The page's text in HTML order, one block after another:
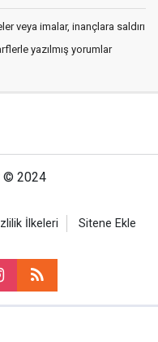
veya imalar, inançlara saldırı
yazılmış yorumlar
© 2024
İlkeleri Sitene Ekle